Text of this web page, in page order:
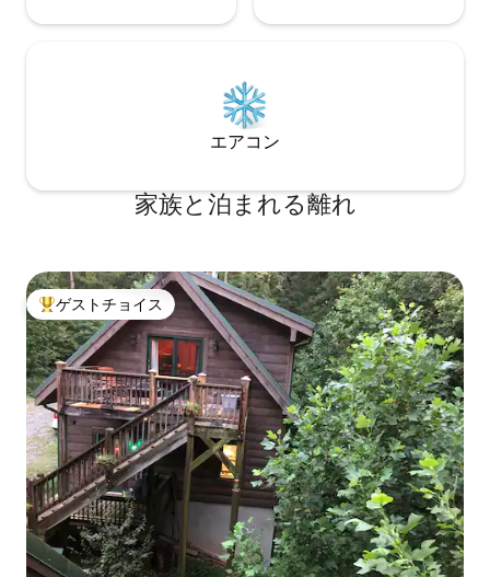
エアコン
家族と泊まれる離れ
大好評のゲストチョイスです。
ゲストチョイス